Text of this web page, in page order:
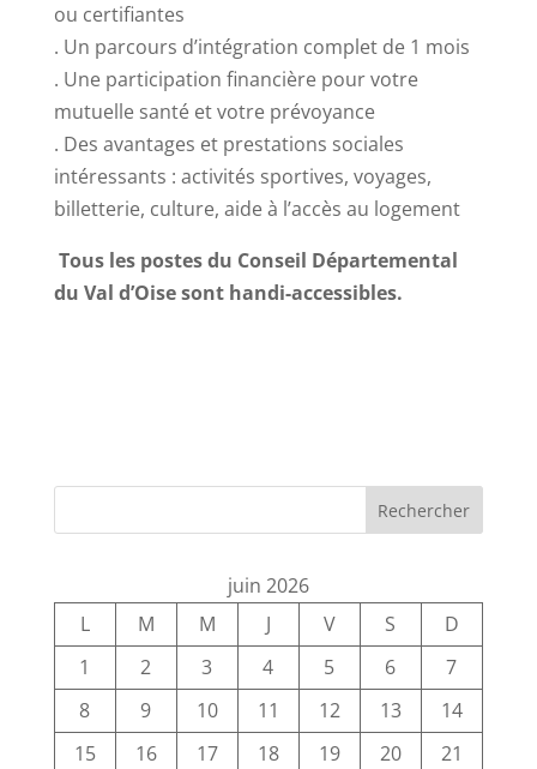
ou certifiantes
. Un parcours d’intégration complet de 1 mois
. Une participation financière pour votre
mutuelle santé et votre prévoyance
. Des avantages et prestations sociales
intéressants : activités sportives, voyages,
billetterie, culture, aide à l’accès au logement
Tous les postes du Conseil Départemental
du Val d’Oise sont handi-accessibles.
Rechercher
juin 2026
L
M M J V S
D
1
2 3 4 5 6
7
8
9 10 11 12 13
14
15
16 17 18 19 20
21